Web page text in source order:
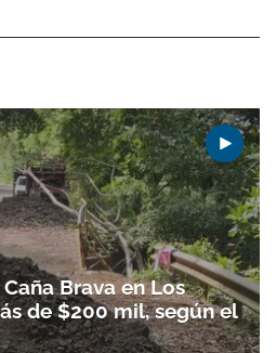
Brava en Los
de $200 mil, según el